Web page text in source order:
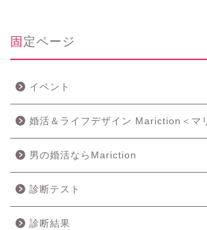
固定ページ
イベント
婚活＆ライフデザイン Mariction＜マ
男の婚活ならMariction
診断テスト
診断結果